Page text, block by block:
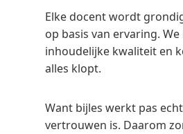
Elke docent wordt
op basis van ervaring.
inhoudelijke kwaliteit en
alles klopt.
Want bijles werkt pas
vertrouwen is. Daarom